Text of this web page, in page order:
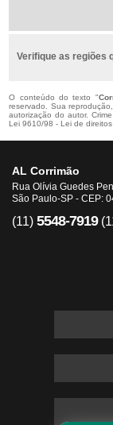
Verifique as regiões
O conteúdo do texto "
reservado. Sua
autorização do autor.
Lei 9610/98 - Lei de
AL Corrimão
Rua Olívia Guedes
São Paulo-SP - CEP:
(11) 5548-7919